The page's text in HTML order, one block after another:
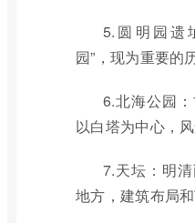
5.圆明园遗
园”，现为重要的
6.北海公园
以白塔为中心，风
7.天坛：明
地方，建筑布局和